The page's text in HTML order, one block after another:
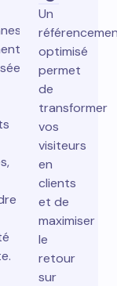
Un
optimisé
permet
de
transformer
vos
visiteurs
en
clients
et de
maximiser
le
retour
sur